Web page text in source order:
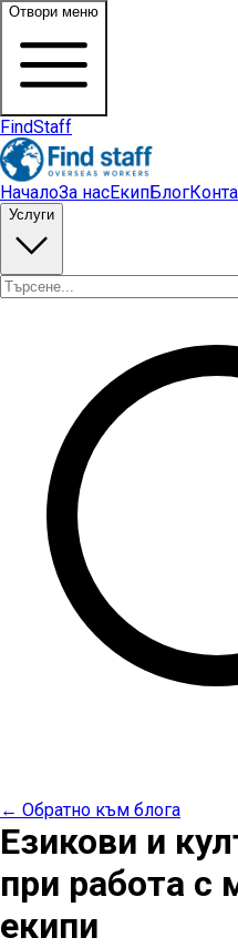
Отвори меню
FindStaff
НачалоЗа насЕкипБлог
Услуги
← Обратно към блога
Езикови и
при работа с
екипи